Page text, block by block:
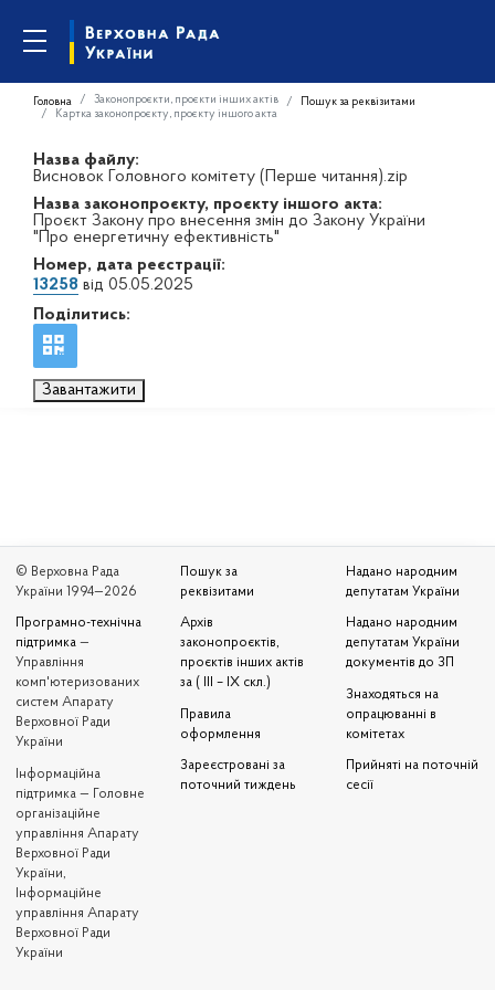
Головна Законопроєкти, проєкти інших актів
Пошук за реквізитами
Картка законопроєкту, проєкту іншого акта
Назва файлу:
Висновок Головного комітету (Перше читання).zip
Назва законопроєкту, проєкту іншого акта:
Проєкт Закону про внесення змін до Закону України
"Про енергетичну ефективність"
Номер, дата реєстрації:
13258 від 05.05.2025
Поділитись:
Завантажити
© Верховна Рада
України 1994—2026
Програмно-технічна
підтримка —
Управління
комп'ютеризованих
систем Апарату
Верховної Ради
України
Iнформаційна
підтримка — Головне
організаційне
управління Апарату
Верховної Ради
України,
Інформаційне
управління Апарату
Верховної Ради
України
Пошук за
реквізитами
Архів
законопроєктів,
проєктів інших актів
за ( III – IX скл.)
Правила
оформлення
Зареєстровані за
поточний тиждень
Надано народним
депутатам України
Надано народним
депутатам України
документів до ЗП
Знаходяться на
опрацюванні в
комітетах
Прийняті на поточній
сесії